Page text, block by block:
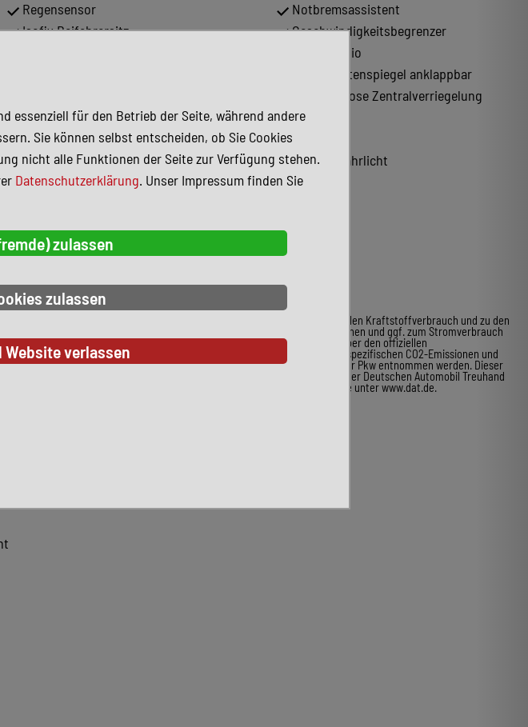
Regensensor
Isofix Beifahrersitz
Leichtmetallfelgen
Notbremsassistent
Geschwindigkeitsbegrenzer
Tuner/Radio
Elektr. Seitenspiegel anklappbar
Schlüssellose Zentralverriegelung
(Keyless)
Armlehne
LED-Tagfahrlicht
* Weitere Informationen zum offiziellen Kraftstoffverbrauch und zu den
offiziellen spezifischen CO2-Emissionen und ggf. zum Stromverbrauch
neuer Pkw können dem Leitfaden über den offiziellen
Kraftstoffverbrauch, die offiziellen spezifischen CO2-Emissionen und
den offiziellen Stromverbrauch neuer Pkw entnommen werden. Dieser
ist an allen Verkaufsstellen und bei der Deutschen Automobil Treuhand
GmbH unentgeltlich erhältlich, sowie unter www.dat.de.
essenziell für den Betrieb der Seite, während andere
Sie können selbst entscheiden, ob Sie Cookies
nicht alle Funktionen der Seite zur Verfügung stehen.
Datenschutzerklärung. Unser Impressum finden Sie